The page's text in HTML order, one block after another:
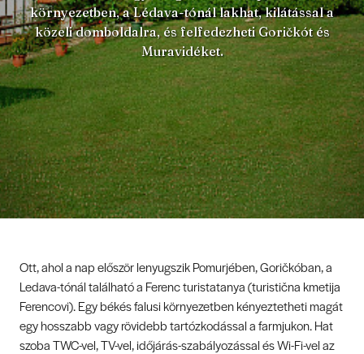
környezetben, a Lédava-tónál lakhat, kilátással a
közeli domboldalra, és felfedezheti Goričkót és
Muravidéket.
Ott, ahol a nap először lenyugszik Pomurjében, Goričkóban, a
Ledava-tónál található a Ferenc turistatanya (turistična kmetija
Ferencovi). Egy békés falusi környezetben kényeztetheti magát
egy hosszabb vagy rövidebb tartózkodással a farmjukon. Hat
szoba TWC-vel, TV-vel, időjárás-szabályozással és Wi-Fi-vel az